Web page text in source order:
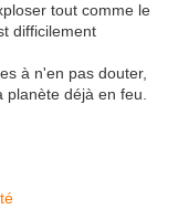
tout comme le
difficilement
à n'en pas douter,
planète déjà en feu.